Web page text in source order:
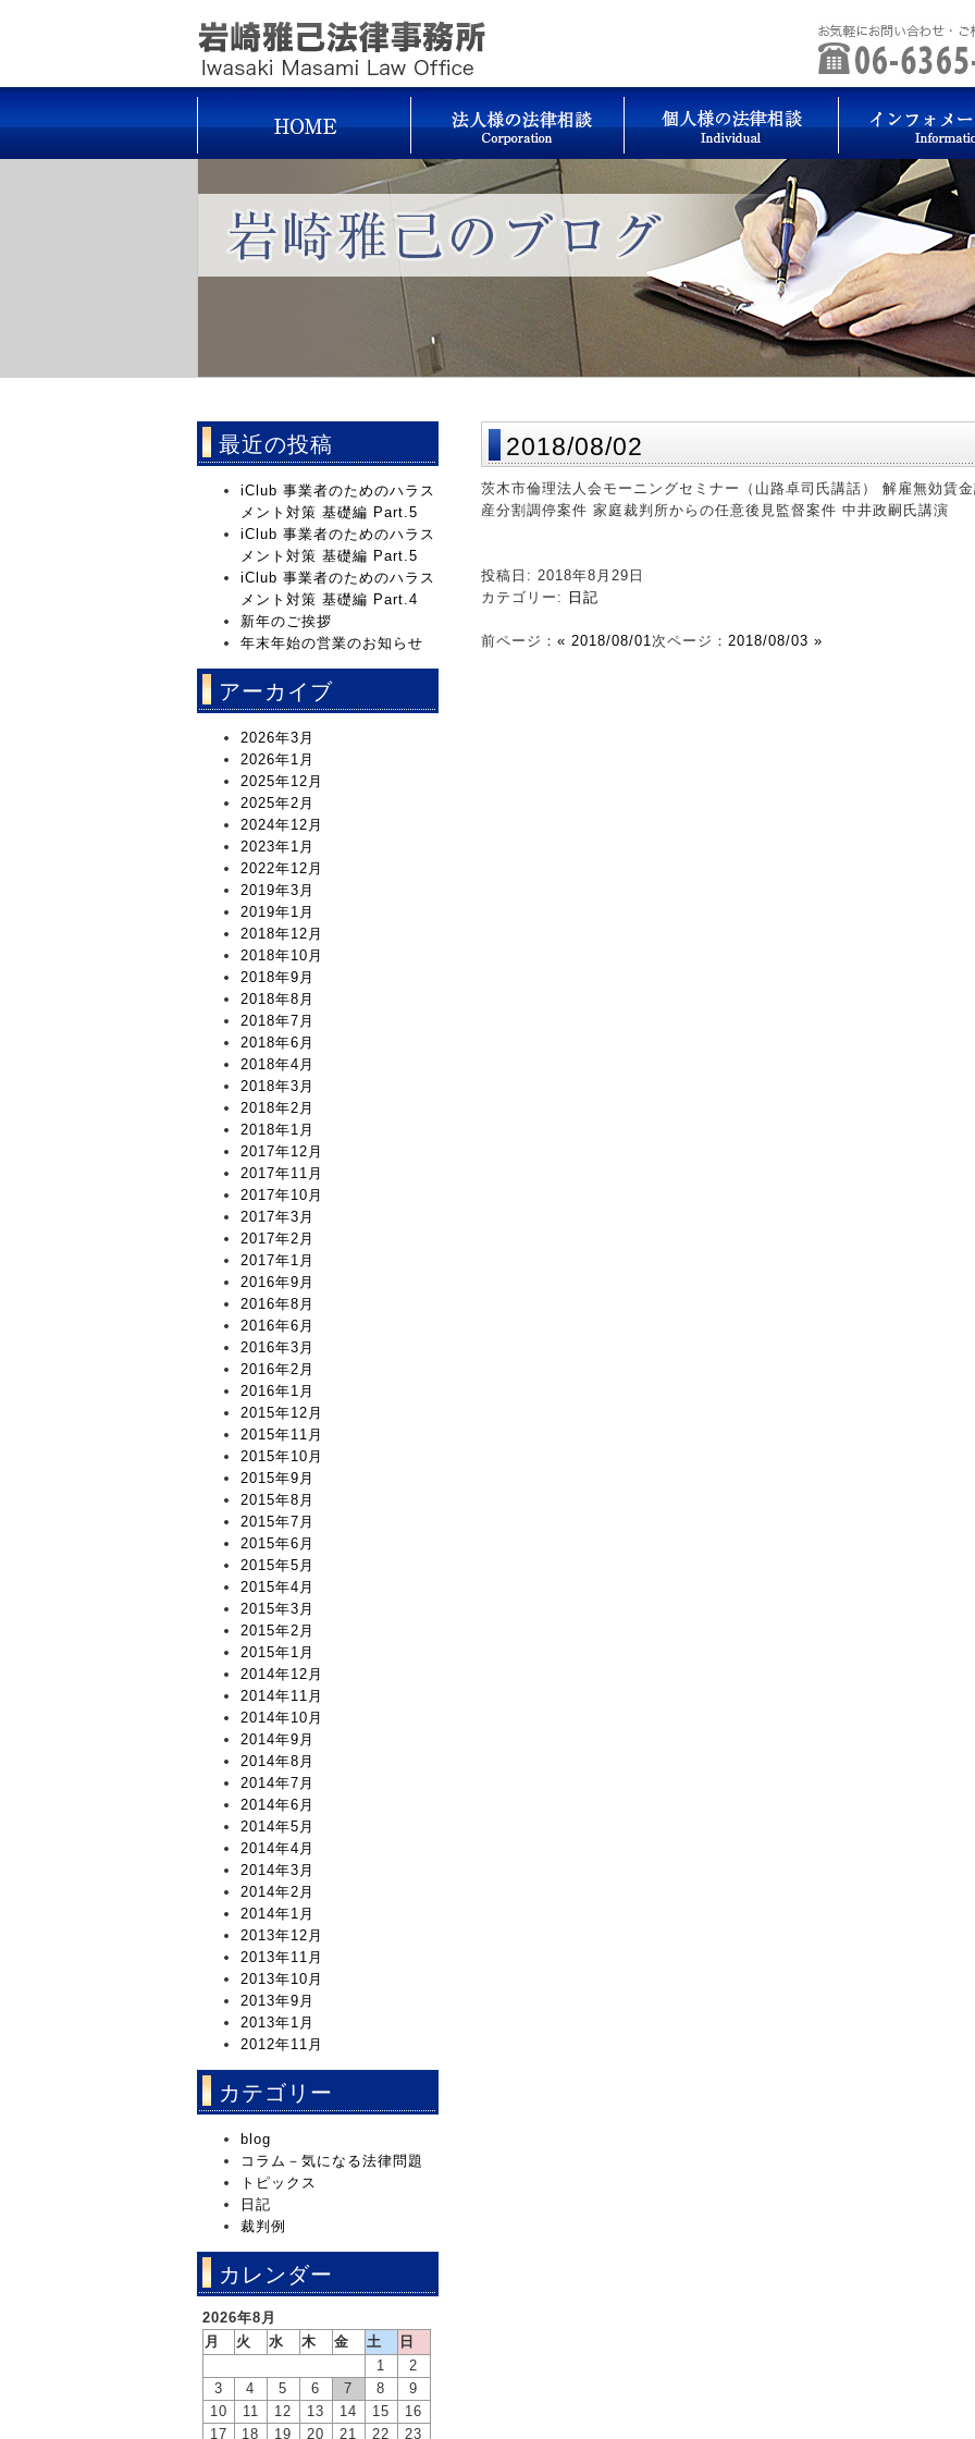
2018/08/02
茨木市倫理法人会モーニングセミナー（山路卓司氏講話） 解雇無効賃
産分割調停案件 家庭裁判所からの任意後見監督案件 中井政嗣氏講演
投稿日: 2018年8月29日
カテゴリー:
日記
前ページ： « 2018/08/01次ページ： 2018/08/03 »
最近の投稿
iClub 事業者のためのハラス
メント対策 基礎編 Part.5
iClub 事業者のためのハラス
メント対策 基礎編 Part.5
iClub 事業者のためのハラス
メント対策 基礎編 Part.4
新年のご挨拶
年末年始の営業のお知らせ
アーカイブ
2026年3月
2026年1月
2025年12月
2025年2月
2024年12月
2023年1月
2022年12月
2019年3月
2019年1月
2018年12月
2018年10月
2018年9月
2018年8月
2018年7月
2018年6月
2018年4月
2018年3月
2018年2月
2018年1月
2017年12月
2017年11月
2017年10月
2017年3月
2017年2月
2017年1月
2016年9月
2016年8月
2016年6月
2016年3月
2016年2月
2016年1月
2015年12月
2015年11月
2015年10月
2015年9月
2015年8月
2015年7月
2015年6月
2015年5月
2015年4月
2015年3月
2015年2月
2015年1月
2014年12月
2014年11月
2014年10月
2014年9月
2014年8月
2014年7月
2014年6月
2014年5月
2014年4月
2014年3月
2014年2月
2014年1月
2013年12月
2013年11月
2013年10月
2013年9月
2013年1月
2012年11月
カテゴリー
blog
コラム－気になる法律問題
トピックス
日記
裁判例
カレンダー
2026年8月
月
火 水 木 金 土
日
1
2
3
4 5 6 7 8
9
10
11 12 13 14 15
16
17
18 19 20 21 22 23